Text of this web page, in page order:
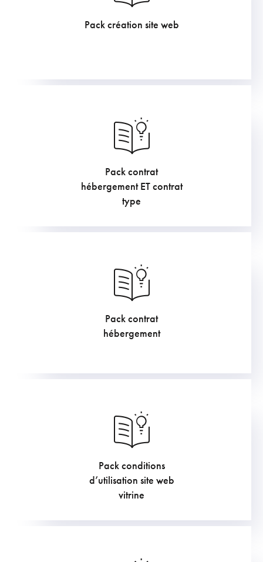
Pack création site web
605€
Pack contrat
hébergement ET contrat
type
1210€
Pack contrat
hébergement
605€
Pack conditions
d’utilisation site web
vitrine
453.75€